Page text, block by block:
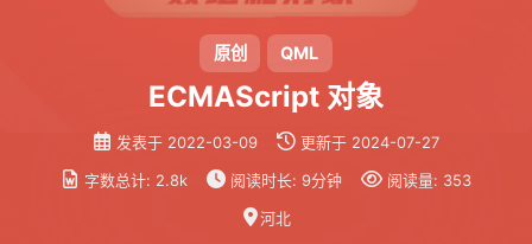
码云
俞静公遇灶神记
心经
原创 QML
ECMAScript 对象
发表于 2022-03-09 更新于 2024-07-27
字数总计: 2.8k 阅读时长: 9分钟 阅读量: 353
河北